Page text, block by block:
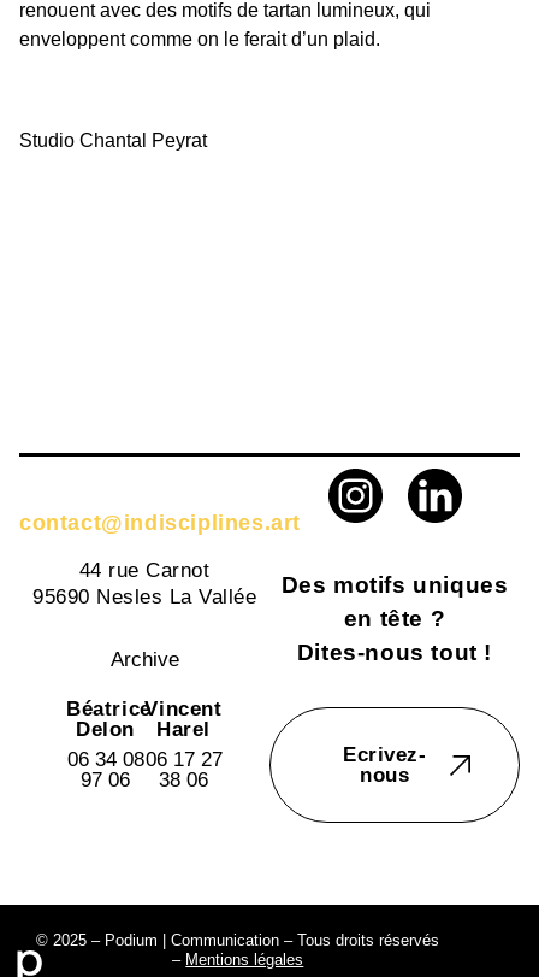
renouent avec des motifs de tartan lumineux, qui
enveloppent comme on le ferait d’un plaid.
Studio Chantal Peyrat
contact@indisciplines.art
44 rue Carnot
95690 Nesles La Vallée
Archive
Béatrice
Delon
06 34 08
97 06
Vincent
Harel
06 17 27
38 06
Des motifs uniques
en tête ?
Dites-nous tout !
Ecrivez-
nous
© 2025 – Podium | Communication – Tous droits réservés
– Mentions légales